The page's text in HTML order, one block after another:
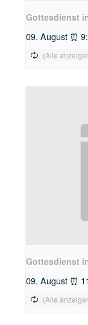
Gottesdienst
09. August ⏰
Gottesdienst
09. August ⏰